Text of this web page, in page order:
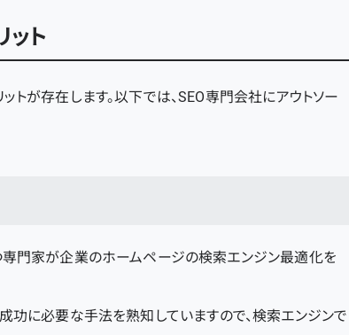
ト
が存在します。以下では、SEO専門会社にアウトソー
門家が企業のホームページの検索エンジン最適化を
成功に必要な手法を熟知していますので、検索エンジンで